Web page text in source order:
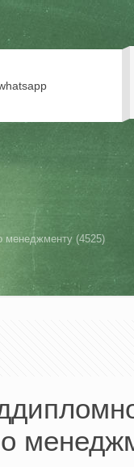
менеджменту (4525)